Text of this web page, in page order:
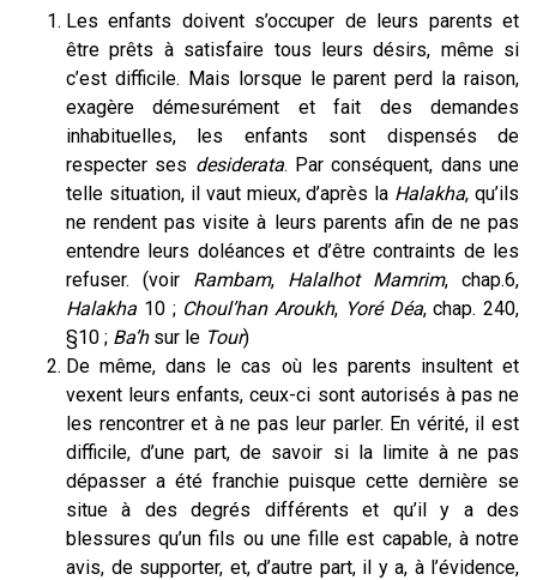
Les enfants doivent s’occuper de leurs parents et
être prêts à satisfaire tous leurs désirs, même si
c’est difficile. Mais lorsque le parent perd la raison,
exagère démesurément et fait des demandes
inhabituelles, les enfants sont dispensés de
respecter ses desiderata. Par conséquent, dans une
telle situation, il vaut mieux, d’après la Halakha, qu’ils
ne rendent pas visite à leurs parents afin de ne pas
entendre leurs doléances et d’être contraints de les
refuser. (voir Rambam, Halalhot Mamrim, chap.6,
Halakha 10 ; Choul’han Aroukh, Yoré Déa, chap. 240,
§10 ; Ba’hsur le Tour)
De même, dans le cas où les parents insultent et
vexent leurs enfants, ceux-ci sont autorisés à pas ne
les rencontrer et à ne pas leur parler. En vérité, il est
difficile, d’une part, de savoir si la limite à ne pas
dépasser a été franchie puisque cette dernière se
situe à des degrés différents et qu’il y a des
blessures qu’un fils ou une fille est capable, à notre
avis, de supporter, et, d’autre part, il y a, à l’évidence,